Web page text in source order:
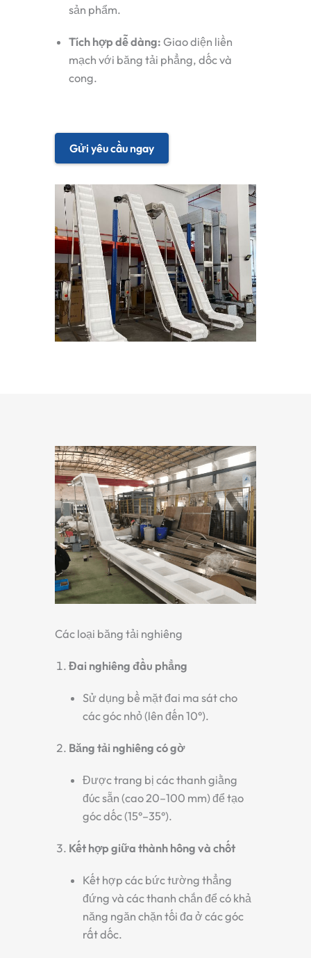
sản phẩm.
Tích hợp dễ dàng: Giao diện liền
mạch với băng tải phẳng, dốc và
cong.
Gửi yêu cầu ngay
Các loại băng tải nghiêng
Đai nghiêng đầu phẳng
Sử dụng bề mặt đai ma sát cho
các góc nhỏ (lên đến 10°).
Băng tải nghiêng có gờ
Được trang bị các thanh giằng
đúc sẵn (cao 20–100 mm) để tạo
góc dốc (15°–35°).
Kết hợp giữa thành hông và chốt
Kết hợp các bức tường thẳng
đứng và các thanh chắn để có khả
năng ngăn chặn tối đa ở các góc
rất dốc.